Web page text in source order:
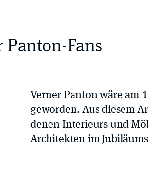
Panton-Fans
Verner Panton wäre am
geworden. Aus diesem
denen Interieurs und
Architekten im